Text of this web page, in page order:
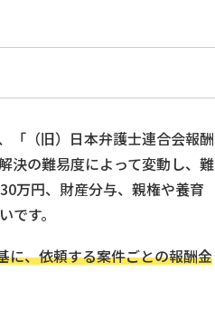
「（旧）日本弁護士連合会報酬
決の難易度によって変動し、難
万円、財産分与、親権や養育
す。
に、依頼する案件ごとの報酬金